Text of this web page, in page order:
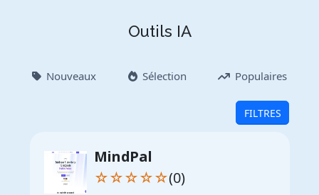
Outils IA
Nouveaux Sélection Populaires
FILTRES
MindPal
☆☆☆☆☆(0)